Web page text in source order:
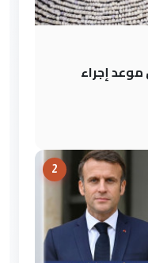
إجراء
2